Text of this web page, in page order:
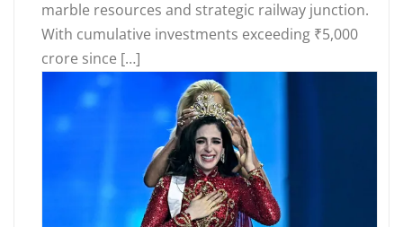
marble resources and strategic railway junction.
With cumulative investments exceeding ₹5,000
crore since […]